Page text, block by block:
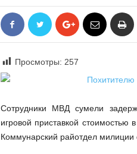
Просмотры: 257
Сотрудники МВД сумели
игровой приставкой
Коммунарский райотдел милиции